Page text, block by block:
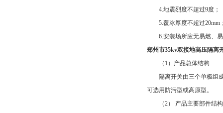
4.地震烈度不超过9度；
5.覆冰厚度不超过20mm
6.安装场所应无易燃、易
郑州市35kv双接地高压隔离
（1）产品总体结构
隔离开关由三个单极组成
可选用防污型或高原型。
（2） 产品主要部件结构